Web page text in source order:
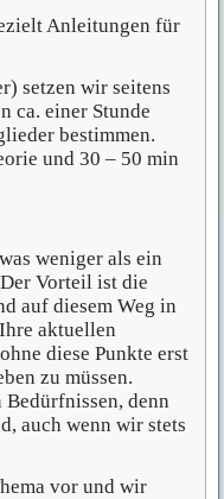
Anleitungen für
setzen wir seitens
ca. einer Stunde
bestimmen.
und 30 – 50 min
weniger als ein
Vorteil ist die
auf diesem Weg in
aktuellen
diese Punkte erst
zu müssen.
denn
auch wenn wir stets
vor und wir